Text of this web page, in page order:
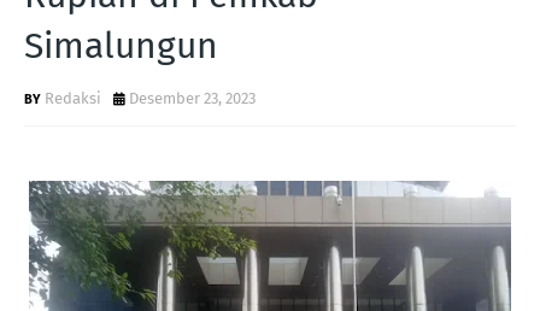
Simalungun
Redaksi Desember 23, 2023